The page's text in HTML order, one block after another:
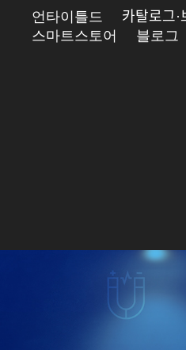
언타이틀드
스마트스토어
블로그